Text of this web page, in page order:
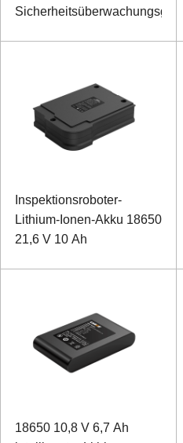
Inspektionsroboter-
Lithium-Ionen-Akku 18650
21,6 V 10 Ah
18650 10,8 V 6,7 Ah